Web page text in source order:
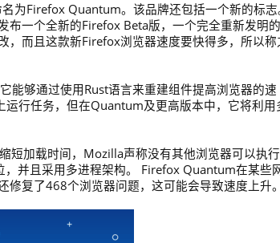
为Firefox Quantum。该品牌还包括一个新的标
一个全新的Firefox Beta版，一个完全重新发明
，而且这款新Firefox浏览器速度要快得多，所以称
够通过使用Rust语言来重建组件提高浏览器的速
行任务，但在Quantum及更高版本中，它将利用
短加载时间，Mozilla声称没有其他浏览器可以执
并且采用多进程架构。 Firefox Quantum在某些
修复了468个浏览器问题，这可能会导致速度上升